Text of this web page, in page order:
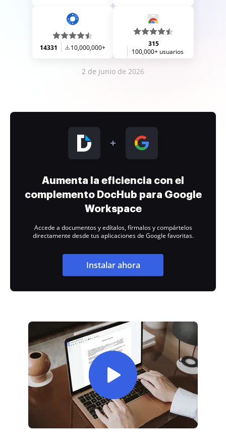
14331 10,000,000+
315
100,000+ usuarios
2 de junio de 2026
Aumenta la eficiencia con el
complemento DocHub para Google
Workspace
Accede a documentos y edítalos, fírmalos y compártelos
directamente desde tus aplicaciones de Google favoritas.
Instalar ahora